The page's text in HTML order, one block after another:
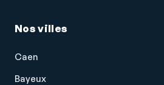
Nos villes
Caen
Bayeux